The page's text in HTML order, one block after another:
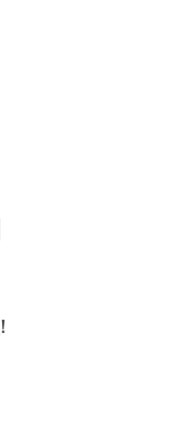
يوجد خطأ في اسم المستخدم أو كلمة المرور!